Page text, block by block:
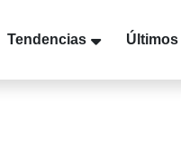
Tendencias Últimos